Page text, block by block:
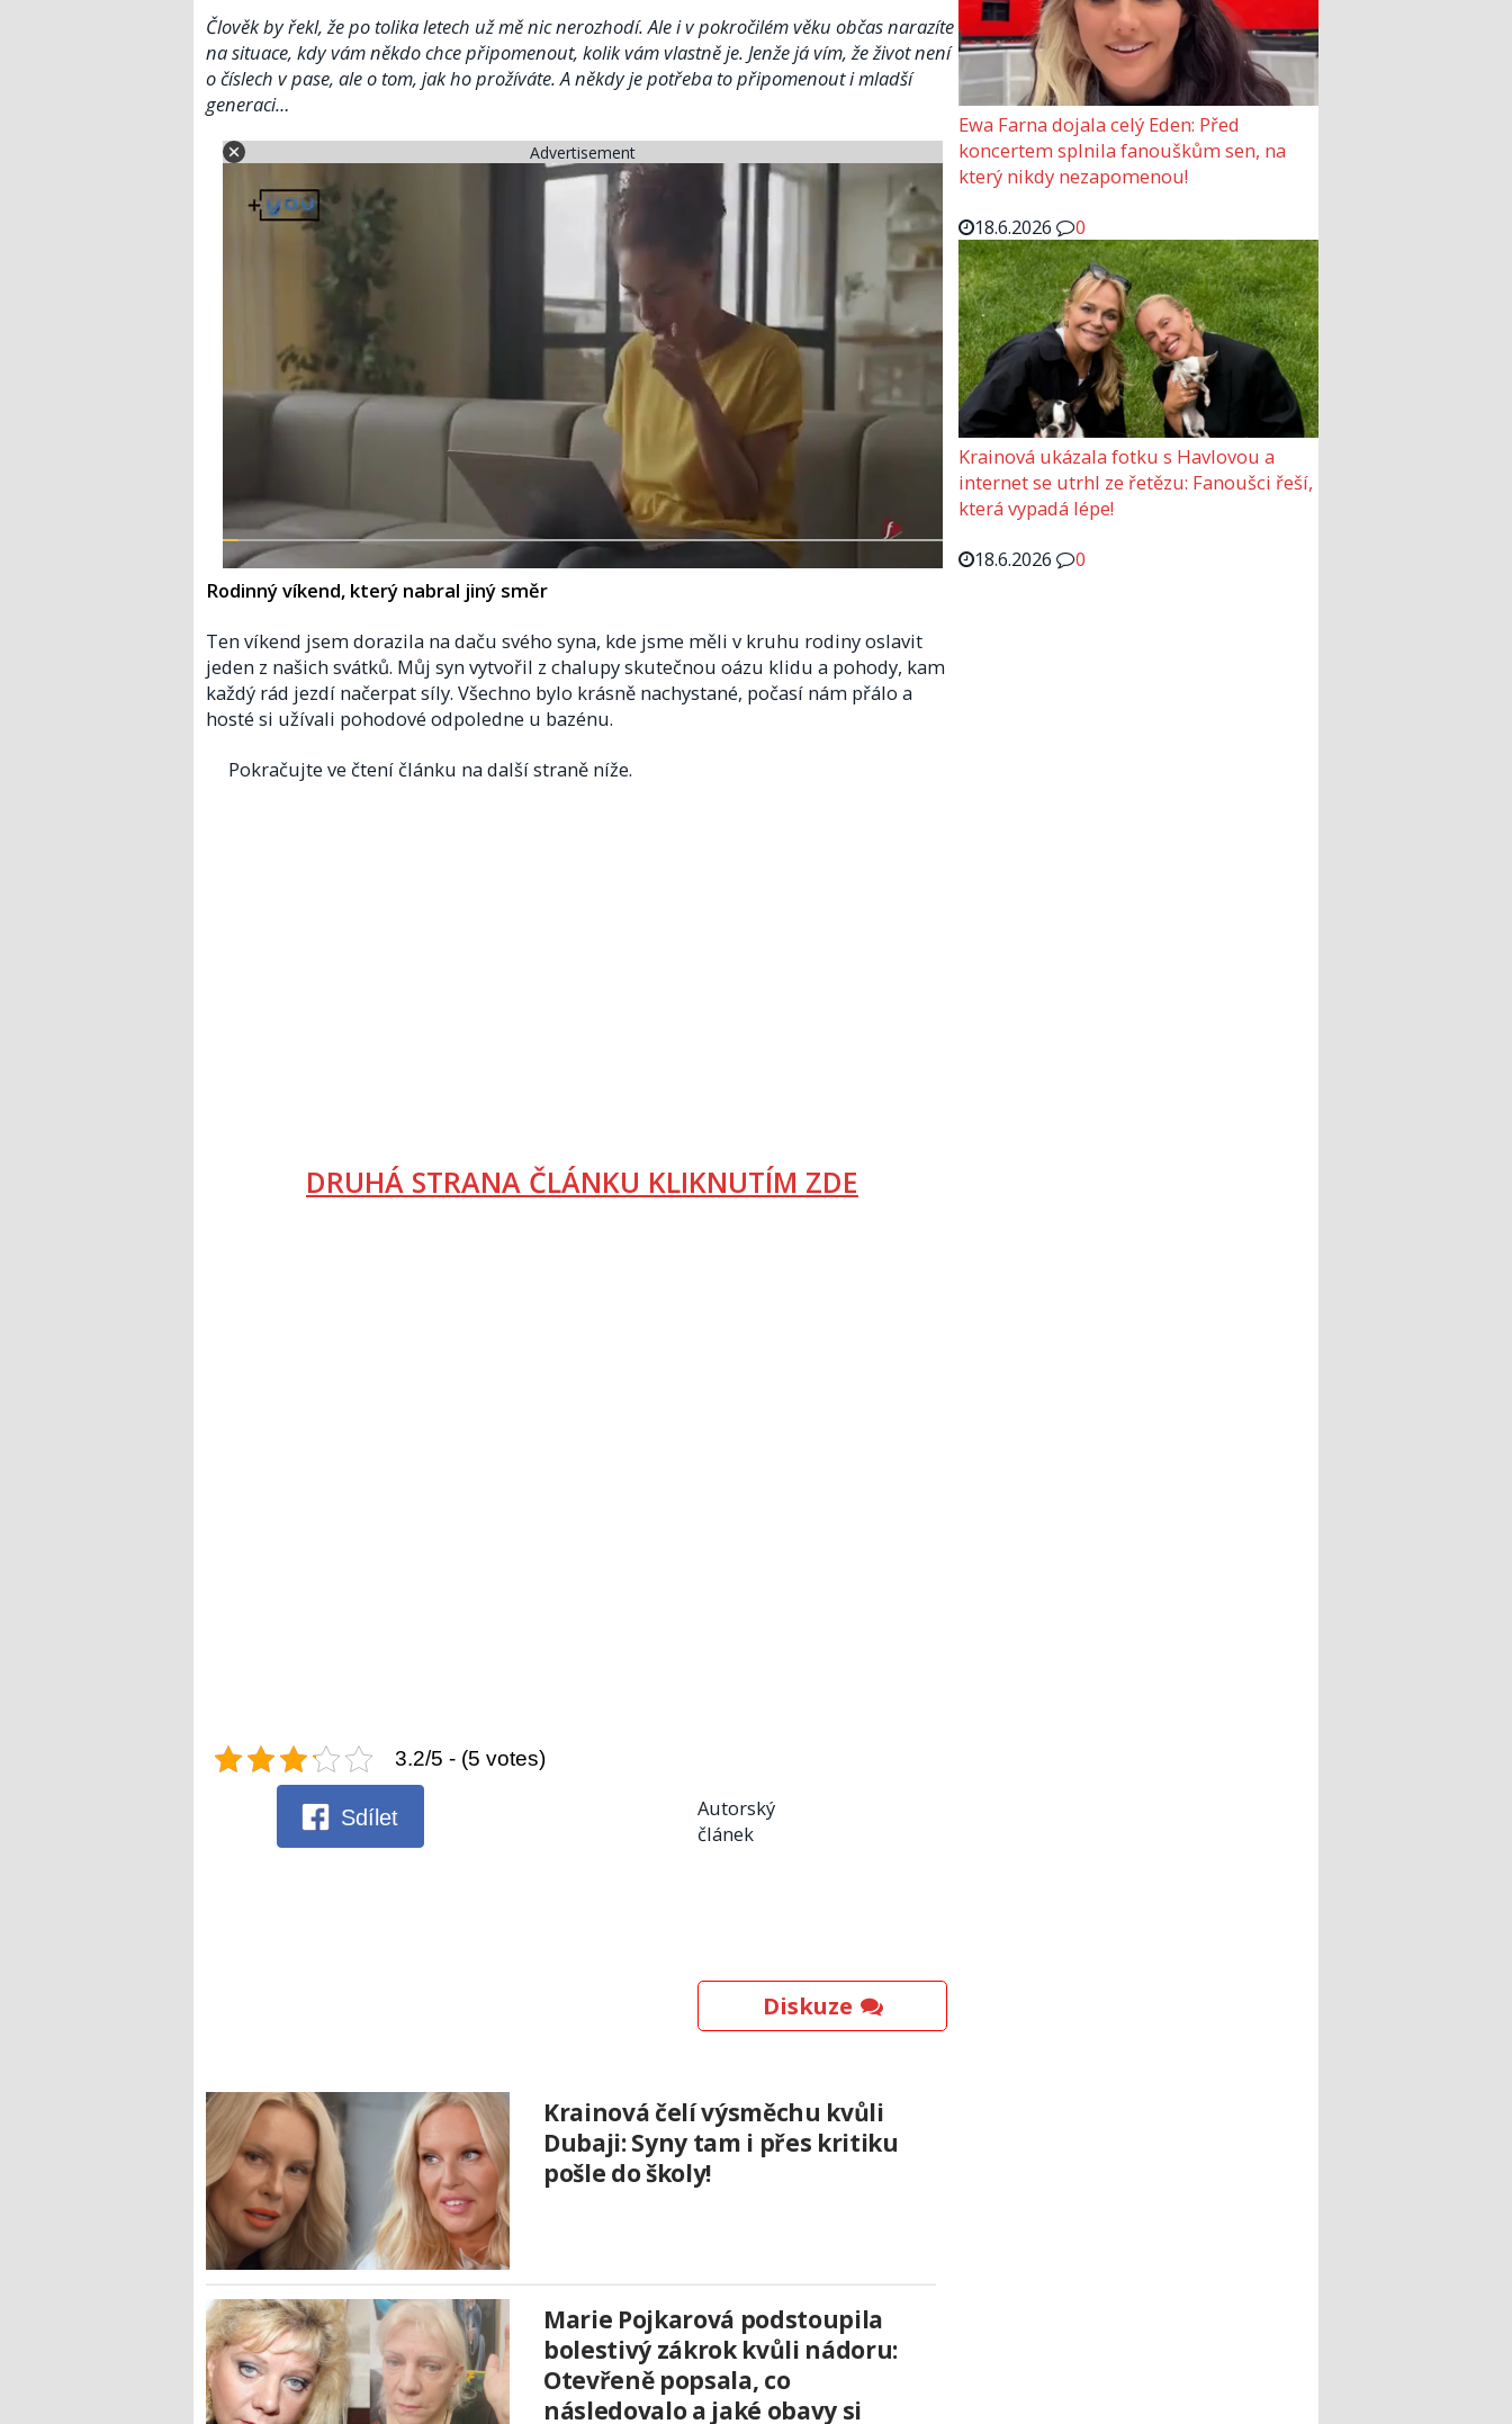
Člověk by řekl, že po tolika letech už mě nic nerozhodí. Ale i v pokročilém věku občas narazíte
na situace, kdy vám někdo chce připomenout, kolik vám vlastně je. Jenže já vím, že život není
o číslech v pase, ale o tom, jak ho prožíváte. A někdy je potřeba to připomenout i mladší
generaci…
Advertisement
Rodinný víkend, který nabral jiný směr
Ten víkend jsem dorazila na daču svého syna, kde jsme měli v kruhu rodiny oslavit
jeden z našich svátků. Můj syn vytvořil z chalupy skutečnou oázu klidu a pohody, kam
každý rád jezdí načerpat síly. Všechno bylo krásně nachystané, počasí nám přálo a
hosté si užívali pohodové odpoledne u bazénu.
Pokračujte ve čtení článku na další straně níže.
DRUHÁ STRANA ČLÁNKU KLIKNUTÍM ZDE
3.2/5 - (5 votes)
Sdílet
Autorský
článek
Diskuze
Krainová čelí výsměchu kvůli
Dubaji: Syny tam i přes kritiku
pošle do školy!
Marie Pojkarová podstoupila
bolestivý zákrok kvůli nádoru:
Otevřeně popsala, co
následovalo a jaké obavy si
Ewa Farna dojala celý Eden: Před
koncertem splnila fanouškům sen, na
který nikdy nezapomenou!
18.6.2026
0
Krainová ukázala fotku s Havlovou a
internet se utrhl ze řetězu: Fanoušci řeší,
která vypadá lépe!
18.6.2026
0